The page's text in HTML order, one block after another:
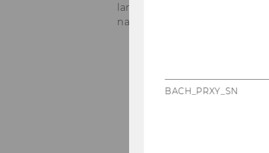
lanz­rechts. Im Fol­gen­den
na­len Ver­an­stal­tungs­rei­hen:
Symposien zum
Wiener Symposien
Wiener Symposien
BACH_PRXY_SN